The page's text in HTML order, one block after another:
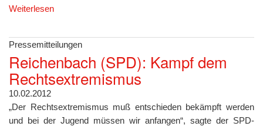
Weiterlesen
Pressemitteilungen
Reichenbach (SPD): Kampf dem
Rechtsextremismus
10.02.2012
„Der Rechtsextremismus muß entschieden bekämpft werden
und bei der Jugend müssen wir anfangen“, sagte der SPD-